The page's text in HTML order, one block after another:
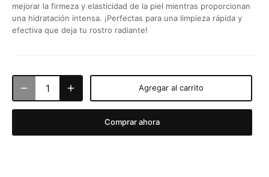
mejorar la firmeza y elasticidad de la piel mientras proporcionan
una hidratación intensa. ¡Perfectas para una limpieza rápida y
efectiva que deja tu rostro radiante!
Agregar al carrito
Comprar ahora